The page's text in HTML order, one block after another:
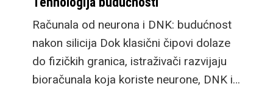
Računala od neurona i DNK: budućnost
nakon silicija Dok klasični čipovi dolaze
do fizičkih granica, istraživači razvijaju
bioračunala koja koriste neurone, DNK i…